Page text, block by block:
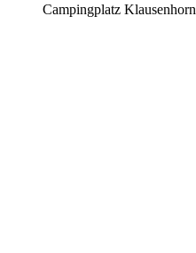
Campingplatz Klausenhorn